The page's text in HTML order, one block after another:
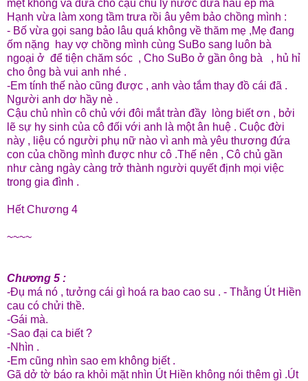
mệt không và đưa cho cậu chủ ly nước dưa hấu ép mà
Hạnh vừa làm xong tầm trưa rồi âu yêm bảo chồng mình :
- Bố vừa gọi sang bảo lâu quá không về thăm mẹ ,Mẹ đang
ốm nặng hay vợ chồng mình cùng SuBo sang luôn bà
ngoại ở để tiện chăm sóc , Cho SuBo ở gần ông bà , hủ hỉ
cho ông bà vui anh nhé .
-Em tính thế nào cũng được , anh vào tắm thay đồ cái đã .
Người anh dơ hầy nè .
Cậu chủ nhìn cô chủ với đôi mắt tràn đầy lòng biết ơn , bởi
lẽ sự hy sinh của cô đối với anh là một ân huệ . Cuộc đời
này , liệu có người phụ nữ nào vì anh mà yêu thương đứa
con của chồng mình được như cô .Thế nên , Cô chủ gần
như càng ngày càng trở thành người quyết định mọi việc
trong gia đình .
Hết Chương 4
~~~~
Chương 5 :
-Đụ má nó , tưởng cái gì hoá ra bao cao su . - Thằng Út Hiền
cau có chửi thề.
-Gái mà.
-Sao đại ca biết ?
-Nhìn .
-Em cũng nhìn sao em không biết .
Gã dở tờ báo ra khỏi mặt nhìn Út Hiền không nói thêm gì .Út